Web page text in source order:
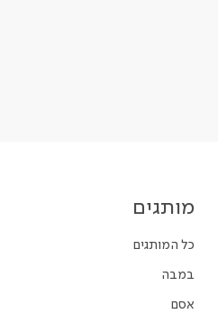
מותגים
כל המותגים
במבה
אסם